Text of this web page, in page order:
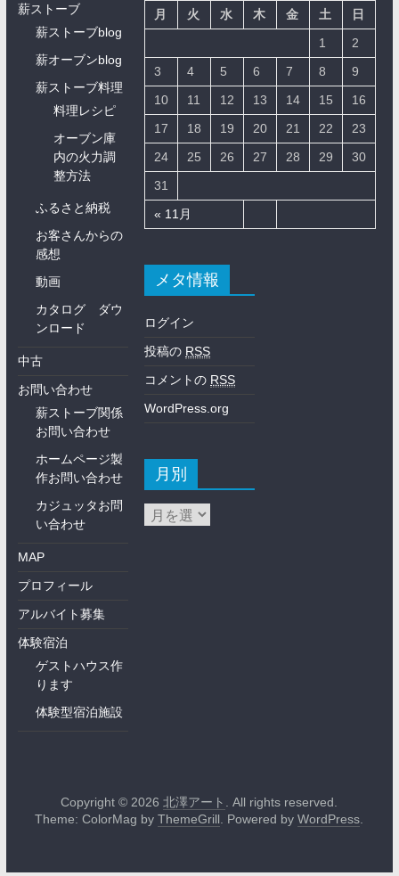
薪ストーブ
薪ストーブblog
薪オーブンblog
薪ストーブ料理
料理レシピ
オーブン庫
内の火力調
整方法
ふるさと納税
お客さんからの
感想
動画
カタログ ダウ
ンロード
中古
お問い合わせ
薪ストーブ関係
お問い合わせ
ホームページ製
作お問い合わせ
カジュッタお問
い合わせ
MAP
プロフィール
アルバイト募集
体験宿泊
ゲストハウス作
ります
体験型宿泊施設
月
火 水 木 金 土 日
« 11月
1
2
3
4 5 6 7 8
9
10
11 12 13 14 15
16
17
18 19 20 21 22
23
24
25 26 27 28 29
30
31
メタ情報
ログイン
投稿の RSS
コメントの RSS
WordPress.org
月別
Copyright © 2026北澤アート . All rights reserved.
Theme: ColorMag byThemeGrill. Powered byWordPress.